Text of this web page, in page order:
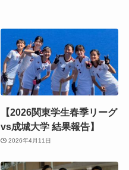
【2026関東学生春季リーグ
vs成城大学 結果報告】
2026年4月11日